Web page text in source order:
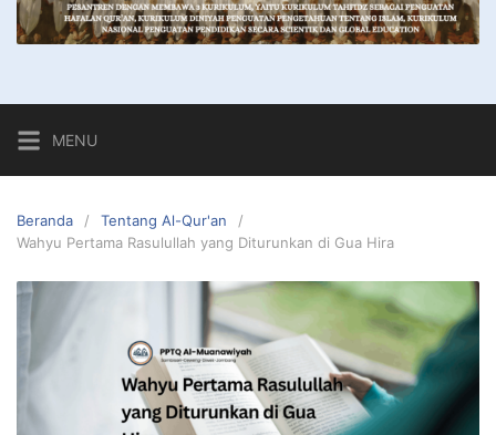
MENU
Beranda
Tentang Al-Qur'an
Wahyu Pertama Rasulullah yang Diturunkan di Gua Hira